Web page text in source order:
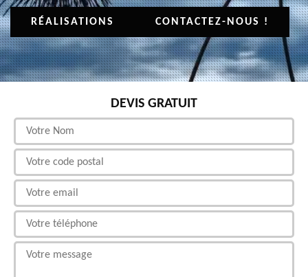
RÉALISATIONS CONTACTEZ-NOUS !
DEVIS GRATUIT